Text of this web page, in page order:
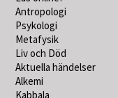
Antropologi
Psykologi
Metafysik
Liv och Död
Aktuella händelser
Alkemi
Kabbala